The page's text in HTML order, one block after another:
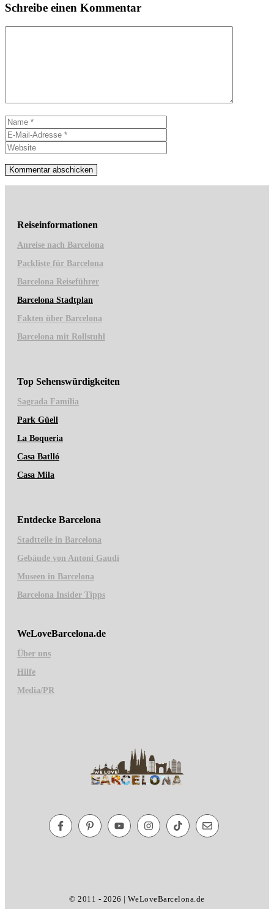
Schreibe einen Kommentar
Name
Mail-
Adresse
Reiseinformationen
Anreise nach Barcelona
Packliste für Barcelona
Barcelona Reiseführer
Barcelona Stadtplan
Fakten über Barcelona
Barcelona mit Rollstuhl
Top Sehenswürdigkeiten
Sagrada Família
Park Güell
La Boqueria
Casa Batlló
Casa Mila
Entdecke Barcelona
Stadtteile in Barcelona
Gebäude von Antoni Gaudí
Museen in Barcelona
Barcelona Insider Tipps
WeLoveBarcelona.de
Über uns
Hilfe
Media/PR
© 2011 - 2026 | WeLoveBarcelona.de